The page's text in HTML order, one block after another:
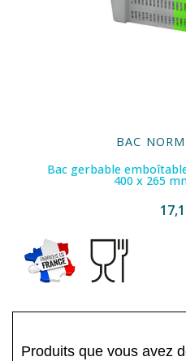
BAC
Bac gerbable
400 x 265
Produits que vous avez